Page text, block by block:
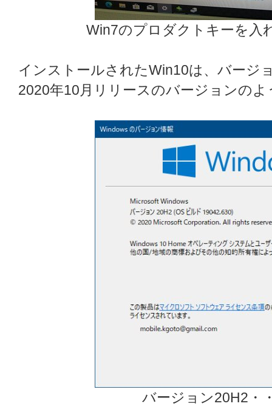
Win7のプロダクトキーを入
インストールされたWin10は、バージ
2020年10月リリースのバージョンの
バージョン20H2・